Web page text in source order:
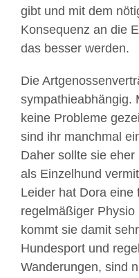
gibt und mit dem
Konsequenz an die
das besser werden.
Die
sympathieabhängig.
keine Probleme
sind ihr manchmal
Daher sollte sie
als Einzelhund
Leider hat Dora eine
regelmäßiger
kommt sie damit
Hundesport und
Wanderungen, sind